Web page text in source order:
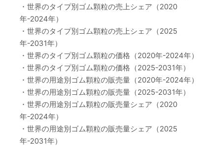
・世界のタイプ別ゴム顆粒の売上シェア（2020
年-2024年）
・世界のタイプ別ゴム顆粒の売上シェア（2025
年-2031年）
・世界のタイプ別ゴム顆粒の価格（2020年-2024年）
・世界のタイプ別ゴム顆粒の価格（2025-2031年）
・世界の用途別ゴム顆粒の販売量（2020年-2024年）
・世界の用途別ゴム顆粒の販売量（2025-2031年）
・世界の用途別ゴム顆粒の販売量シェア（2020
年-2024年）
・世界の用途別ゴム顆粒の販売量シェア（2025
年-2031年）